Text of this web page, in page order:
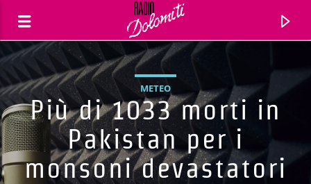
METEO
Più di 1033 morti in
Pakistan per i
monsoni devastatori